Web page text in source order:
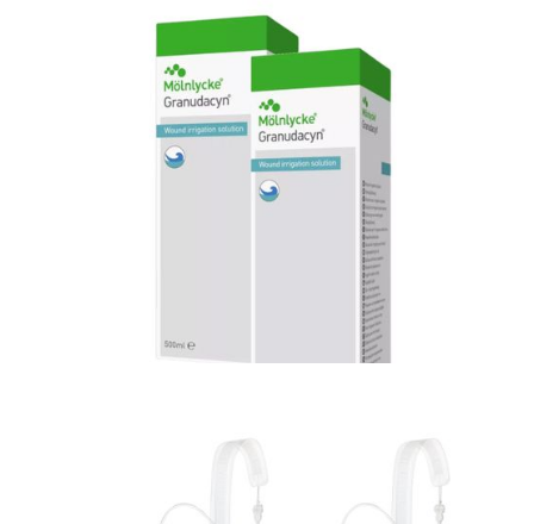
Materiały opatrunkowe i leczenie ran
Opatrunek do zabezpieczenia wkłuć
obwodowych i centralnych - Tegaderm I.V.
Materiały opatrunkowe i leczenie ran